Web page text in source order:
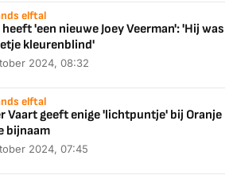
elftal
heeft 'een nieuwe Joey Veerman': 'Hij was
kleurenblind'
2024, 08:32
elftal
Vaart geeft enige 'lichtpuntje' bij Oranje
bijnaam
2024, 07:45